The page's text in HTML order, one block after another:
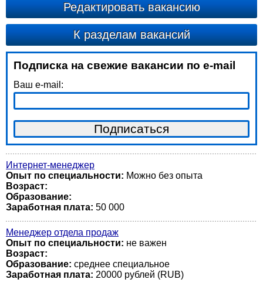
Редактировать вакансию
К разделам вакансий
Подписка на свежие вакансии по e-mail
Ваш e-mail:
Интернет-менеджер
Опыт по специальности: Можно без опыта
Возраст:
Образование:
Заработная плата: 50 000
Менеджер отдела продаж
Опыт по специальности: не важен
Возраст:
Образование: среднее специальное
Заработная плата: 20000 рублей (RUB)